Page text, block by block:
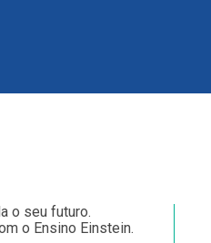
o seu futuro.
o Ensino Einstein.